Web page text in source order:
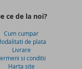
ce de la noi?
Cum cumpar
de plata
Livrare
si conditii
Harta site